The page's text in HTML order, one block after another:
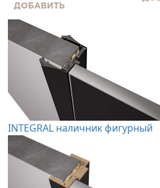
ДОБАВИТЬ
INTEGRAL наличник фигурный